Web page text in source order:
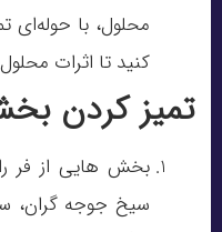
محلول، با حوله‌ای
کنید تا اثرات
تمیز کردن
بخش هایی از فر
سیخ جوجه گران،